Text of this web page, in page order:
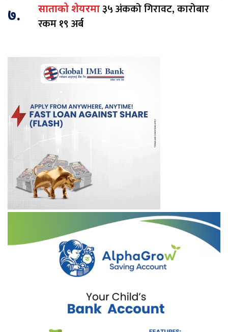
७. साताको शेयरमा३५ अंकको गिरावट, कारोबार
रकम १९ अर्ब